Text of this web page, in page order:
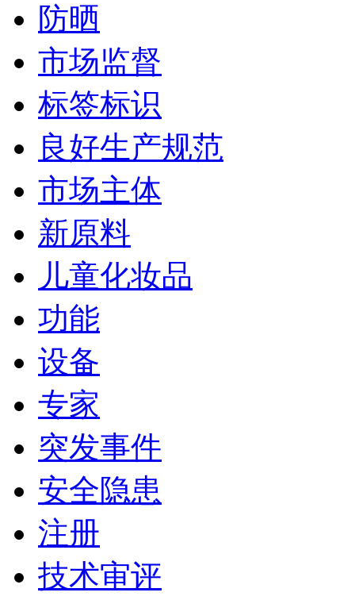
防晒
市场监督
标签标识
良好生产规范
市场主体
新原料
儿童化妆品
功能
设备
专家
突发事件
安全隐患
注册
技术审评